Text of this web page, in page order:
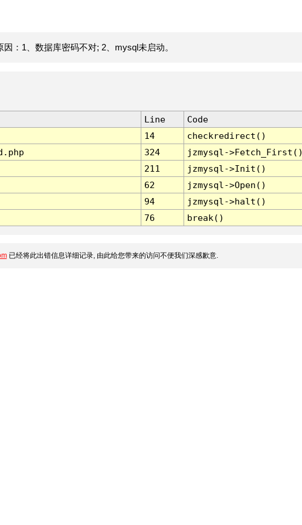
：1、数据库密码不对; 2、mysql未启动。
Line
Code
14
checkredirect()
324
jzmysql-
211
jzmysql->Init()
62
jzmysql->Open()
94
jzmysql->halt()
76 break()
已经将此出错信息详细记录, 由此给您带来的访问不便我们深感歉意.